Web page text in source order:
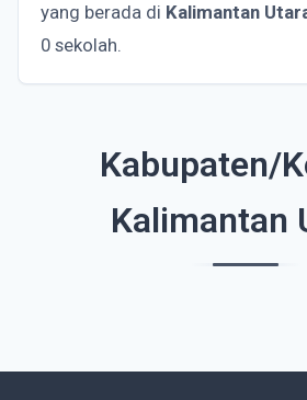
yang berada di Kalimantan
0 sekolah.
Kabupaten/
Kalimantan